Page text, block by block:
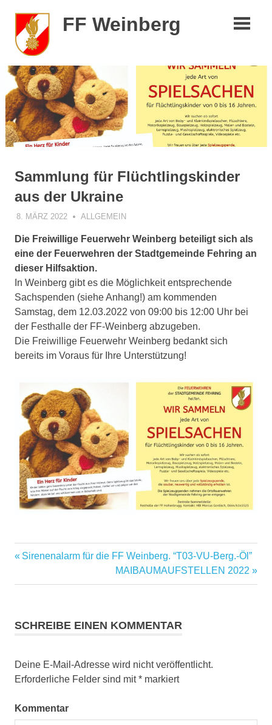
springen
FF Weinberg
Sammlung für Flüchtlingskinder
aus der Ukraine
8. MÄRZ 2022 ADMIN
ALLGEMEIN
Die Freiwillige Feuerwehr Weinberg beteiligt sich als
eine der Feuerwehren der Stadtgemeinde Fehring an
dieser Hilfsaktion.
In Weinberg gibt es die Möglichkeit entsprechende
Sachspenden (siehe Anhang!) am kommenden
Samstag, dem 12.03.2022 von 09:00 bis 12:00 Uhr bei
der Festhalle der FF-Weinberg abzugeben.
Die Freiwillige Feuerwehr Weinberg bedankt sich
bereits im Voraus für Ihre Unterstützung!
Beitragsnavigation
Vorheriger
Sirenenalarm für die FF Weinberg. “T03-VU-Berg.-Öl”
Nächster
Beitrag:
MAIBAUMAUFSTELLEN 2022
SCHREIBE EINEN KOMMENTAR
Deine E-Mail-Adresse wird nicht veröffentlicht.
Erforderliche Felder sind mit* markiert
Kommentar